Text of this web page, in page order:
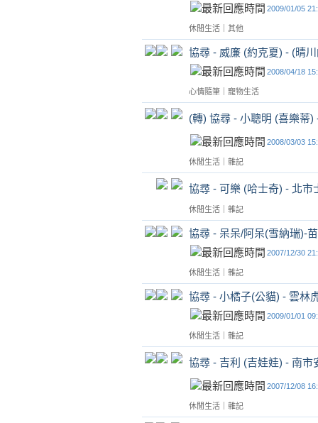
2009/01/05
休閒生活 其他
協尋 - 威廉 (約克夏) - (晴
2008/04/18
心情隨筆 寵物生活
(轉) 協尋 - 小聰明 (喜樂蒂)
2008/03/03
休閒生活 雜記
協尋 - 可樂 (哈士奇) - 北市
休閒生活 雜記
協尋 - 呆呆/阿呆(雪納瑞)-
2007/12/30
休閒生活 雜記
協尋 - 小橘子(公貓) - 雲林
2009/01/01
休閒生活 雜記
協尋 - 吉利 (吉娃娃) - 南市
2007/12/08
休閒生活 雜記